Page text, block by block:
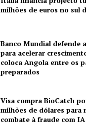
milhões de euros no sul
Banco Mundial defende
para acelerar
coloca Angola entre os
preparados
Visa compra BioCatch
milhões de dólares para
combate à fraude com IA